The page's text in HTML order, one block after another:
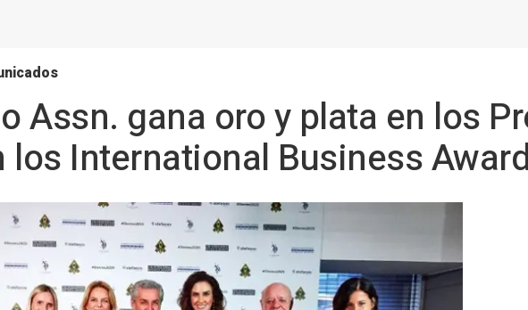
Assn. gana oro y plata en los
los International Business